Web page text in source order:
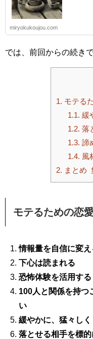
miryokukoujou.com
では、前回からの続き
1. モテる
1.1. 緩
1.2. 落
1.3. 諦
1.4. 風
2. まとめ
モテるための恋
情報量を自信に変え
下心は読まれる
恐怖体験を活用する
100人と関係を持つ
い
緩やかに、猛々しく
落とせる相手を標的